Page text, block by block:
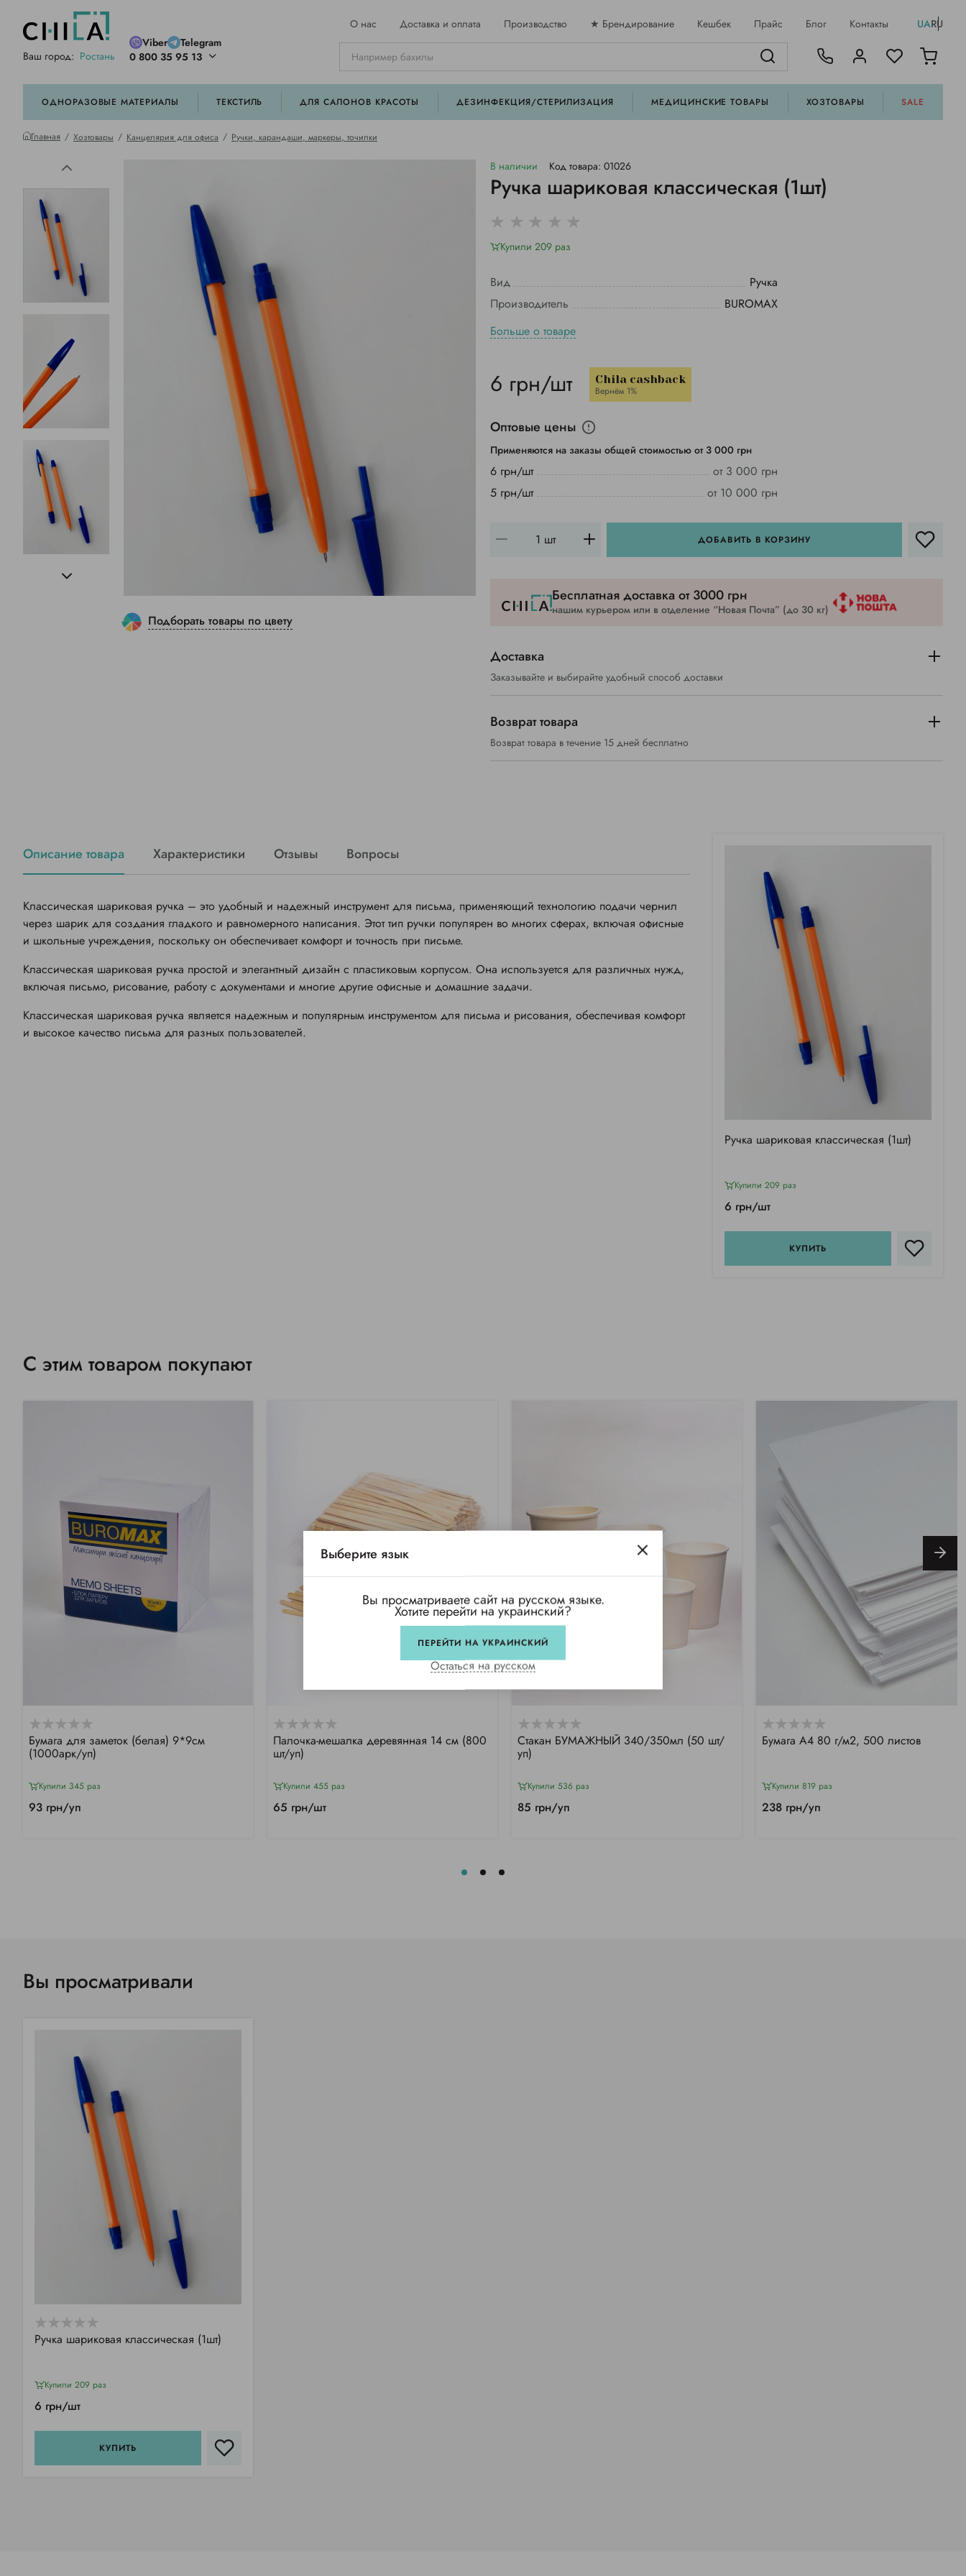
Ваш город: Ростань
Viber
Telegram
0 800 35 95 13
О нас Доставка и оплата Производство ★ Брендирование Кешбек Прайс Блог Контакты UARU
ОДНОРАЗОВЫЕ МАТЕРИАЛЫ ТЕКСТИЛЬ ДЛЯ САЛОНОВ КРАСОТЫ ДЕЗИНФЕКЦИЯ/СТЕРИЛИЗАЦИЯ МЕДИЦИНСКИЕ ТОВАРЫ ХОЗТОВАРЫ SALE
Главная Хозтовары Канцелярия для офиса Ручки, карандаши, маркеры, точилки
Подборать товары по цвету
В наличии Код товара: 01026
Ручка шариковая классическая (1шт)
Купили 209 раз
Вид
Ручка
Производитель
BUROMAX
Больше о товаре
6 грн/шт Chila cashback
Вернём 1%
Оптовые цены
Применяются на заказы общей стоимостью от 3 000 грн
6 грн/шт
от 3 000 грн
5 грн/шт
от 10 000 грн
ДОБАВИТЬ В КОРЗИНУ
Бесплатная доставка от 3000 грн
нашим курьером или в отделение “Новая Почта” (до 30 кг)
Доставка
Заказывайте и выбирайте удобный способ доставки
Возврат товара
Возврат товара в течение 15 дней бесплатно
Описание товара Характеристики Отзывы Вопросы
Классическая шариковая ручка – это удобный и надежный инструмент для письма, применяющий технологию подачи чернил
через шарик для создания гладкого и равномерного написания. Этот тип ручки популярен во многих сферах, включая офисные
и школьные учреждения, поскольку он обеспечивает комфорт и точность при письме.
Классическая шариковая ручка простой и элегантный дизайн с пластиковым корпусом. Она используется для различных нужд,
включая письмо, рисование, работу с документами и многие другие офисные и домашние задачи.
Классическая шариковая ручка является надежным и популярным инструментом для письма и рисования, обеспечивая комфорт
и высокое качество письма для разных пользователей.
Ручка шариковая классическая (1шт)
Купили 209 раз
6 грн/шт
КУПИТЬ
С этим товаром покупают
Бумага для заметок (белая) 9*9см
(1000арк/уп)
Купили 345 раз
93 грн/уп
Палочка-мешалка деревянная 14 см (800
шт/уп)
Купили 455 раз
65 грн/шт
Стакан БУМАЖНЫЙ 340/350мл (50 шт/
уп)
Купили 536 раз
85 грн/уп
Бумага А4 80 г/м2, 500 листов
Купили 819 раз
238 грн/уп
Вы просматривали
Ручка шариковая классическая (1шт)
Купили 209 раз
6 грн/шт
КУПИТЬ
Выберите язык
Вы просматриваете сайт на русском языке.
Хотите перейти на украинский?
ПЕРЕЙТИ НА УКРАИНСКИЙ
Остаться на русском